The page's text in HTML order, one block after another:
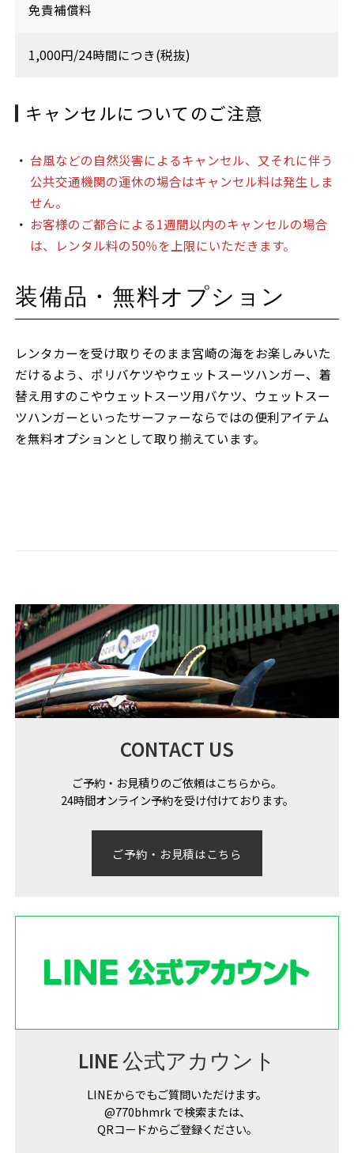
免責補償料
1,000円/24時間につき(税抜)
キャンセルについてのご注意
台風などの自然災害によるキャンセル、又それに伴う
公共交通機関の運休の場合はキャンセル料は発生しま
せん。
お客様のご都合による1週間以内のキャンセルの場合
は、レンタル料の50％を上限にいただきます。
装備品・無料オプション
レンタカーを受け取りそのまま宮崎の海をお楽しみいた
だけるよう、ポリバケツやウェットスーツハンガー、着
替え用すのこやウェットスーツ用バケツ、ウェットスー
ツハンガーといったサーファーならではの便利アイテム
を無料オプションとして取り揃えています。
CONTACT US
ご予約・お見積りのご依頼はこちらから。
24時間オンライン予約を受け付けております。
ご予約・お見積はこちら
LINE 公式アカウント
LINEからでもご質問いただけます。
@770bhmrk で検索または、
QRコードからご登録ください。